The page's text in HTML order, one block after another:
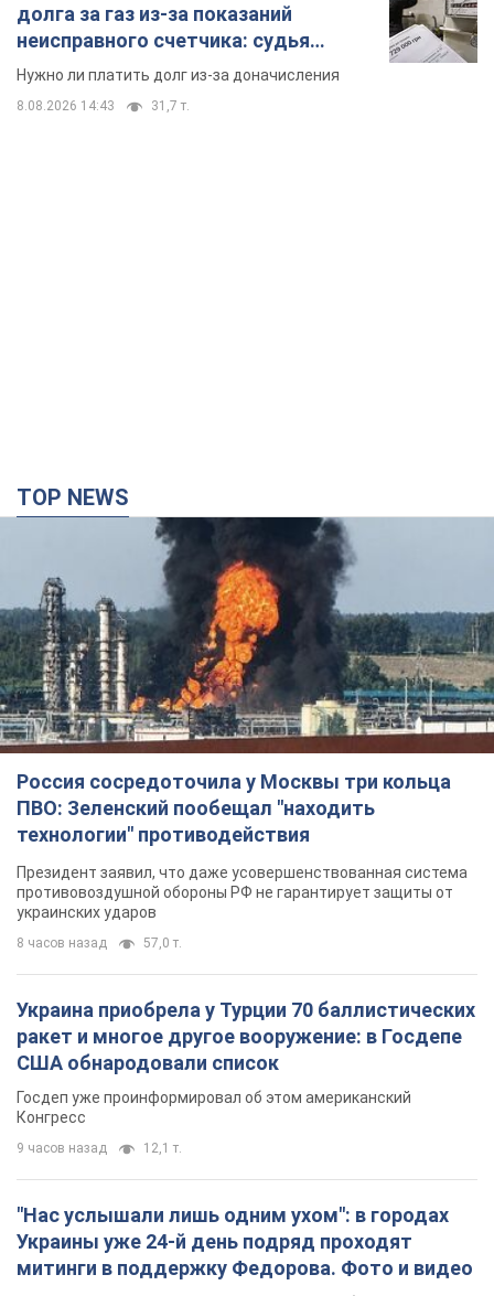
долга за газ из-за показаний
неисправного счетчика: судья
вынес неожиданное решение
Нужно ли платить долг из-за доначисления
8.08.2026 14:43 31,7 т.
TOP NEWS
Россия сосредоточила у Москвы три кольца
ПВО: Зеленский пообещал "находить
технологии" противодействия
Президент заявил, что даже усовершенствованная система
противовоздушной обороны РФ не гарантирует защиты от
украинских ударов
8 часов назад 57,0 т.
Украина приобрела у Турции 70 баллистических
ракет и многое другое вооружение: в Госдепе
США обнародовали список
Госдеп уже проинформировал об этом американский
Конгресс
9 часов назад 12,1 т.
"Нас услышали лишь одним ухом": в городах
Украины уже 24-й день подряд проходят
митинги в поддержку Федорова. Фото и видео